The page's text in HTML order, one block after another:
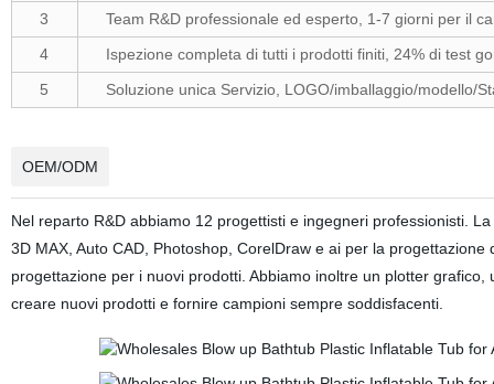
3
Team R&D professionale ed esperto, 1-7 giorni per il
4
Ispezione completa di tutti i prodotti finiti, 24% di test
5
Soluzione unica Servizio, LOGO/imballaggio/modello/
OEM/ODM
Nel reparto R&D abbiamo 12 progettisti e ingegneri professionisti.
3D MAX, Auto CAD, Photoshop, CorelDraw e ai per la
progettazione per i nuovi prodotti. Abbiamo inoltre un plotter
creare nuovi prodotti e fornire campioni sempre soddisfacenti.